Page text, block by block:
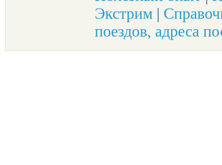
Экстрим |
поездов, адреса